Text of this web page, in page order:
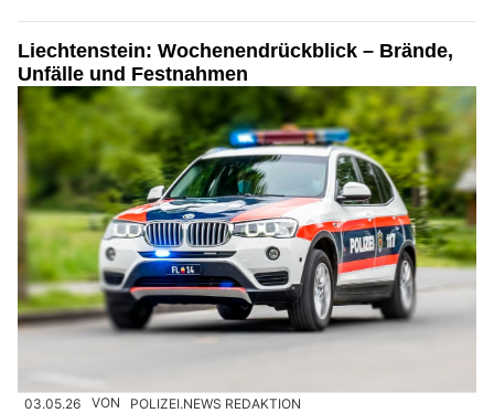
Liechtenstein: Wochenendrückblick – Brände,
Unfälle und Festnahmen
03.05.26 VON POLIZEI.NEWS REDAKTION